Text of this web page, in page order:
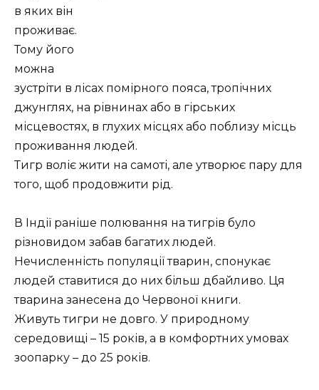
в яких він
проживає.
Тому його
можна
зустріти в лісах помірного пояса, тропічних
джунглях, на рівнинах або в гірських
місцевостях, в глухих місцях або поблизу місць
проживання людей.
Тигр воліє жити на самоті, але утворює пару для
того, щоб продовжити рід.
В Індії раніше полювання на тигрів було
різновидом забав багатих людей.
Нечисленність популяції тварин, спонукає
людей ставитися до них більш дбайливо. Ця
тварина занесена до Червоної книги.
Живуть тигри не довго. У природному
середовищі – 15 років, а в комфортних умовах
зоопарку – до 25 років.